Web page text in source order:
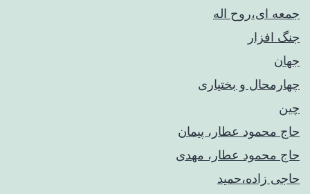
جمعه ای،روح اله
جنگ افزار
جهان
چهارمحال و بختیاری
چین
حاج محمود عطار، پیمان
حاج محمود عطار، مهدی
حاجی زاده،حمید